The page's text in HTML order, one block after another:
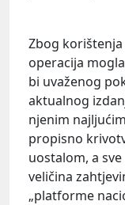
Zbog
operacija
bi uvaženog
aktualnog
njenim
propisno
uostalom, a
veličina
„platforme